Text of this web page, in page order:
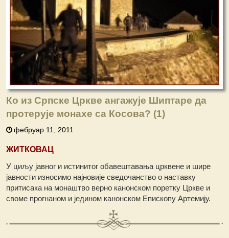
Ко из Српске Цркве ангажује Шиптаре да
протерује монахе са Косова? (1)
фебруар 11, 2011
ЖИТКОВАЦ
У циљу јавног и истинитог обавештавања црквене и шире
јавности износимо најновије сведочанство о наставку
притисака на монаштво верно канонском поретку Цркве и
своме прогнаном и једином канонском Епископу Артемију.